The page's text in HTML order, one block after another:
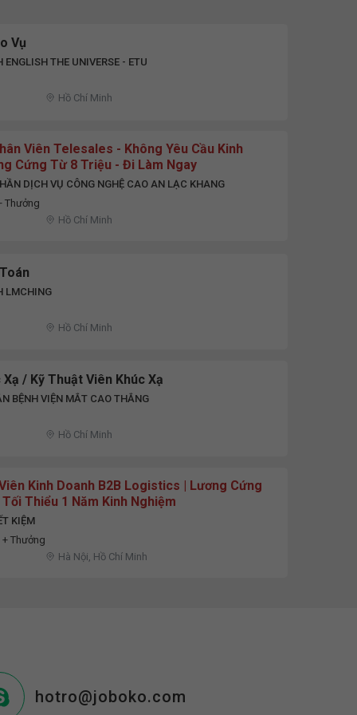
Vụ
ENGLISH THE UNIVERSE - ETU
Hồ Chí Minh
Viên Telesales - Không Yêu Cầu Kinh
Cứng Từ 8 Triệu - Đi Làm Ngay
DỊCH VỤ CÔNG NGHỆ CAO AN LẠC KHANG
Thưởng
Hồ Chí Minh
LMCHING
Hồ Chí Minh
Xạ / Kỹ Thuật Viên Khúc Xạ
BỆNH VIỆN MẮT CAO THẮNG
Hồ Chí Minh
Kinh Doanh B2B Logistics | Lương Cứng
Thiểu 1 Năm Kinh Nghiệm
KIỆM
+ Thưởng
Hà Nội, Hồ Chí Minh
hotro@joboko.com